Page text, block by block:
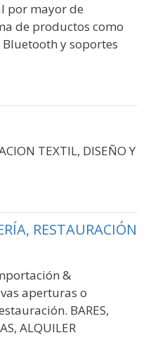
por mayor de
de productos como
y soportes
TEXTIL, DISEÑO Y
RESTAURACIÓN
&
aperturas o
BARES,
ALQUILER